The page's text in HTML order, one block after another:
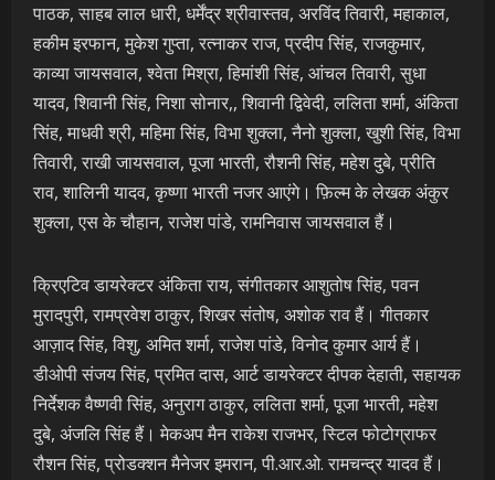
पाठक, साहब लाल धारी, धर्मेंद्र श्रीवास्तव, अरविंद तिवारी, महाकाल,
हकीम इरफान, मुकेश गुप्ता, रत्नाकर राज, प्रदीप सिंह, राजकुमार,
काव्या जायसवाल, श्वेता मिश्रा, हिमांशी सिंह, आंचल तिवारी, सुधा
यादव, शिवानी सिंह, निशा सोनार,, शिवानी द्विवेदी, ललिता शर्मा, अंकिता
सिंह, माधवी श्री, महिमा सिंह, विभा शुक्ला, नैनो शुक्ला, खुशी सिंह, विभा
तिवारी, राखी जायसवाल, पूजा भारती, रौशनी सिंह, महेश दुबे, प्रीति
राव, शालिनी यादव, कृष्णा भारती नजर आएंगे। फ़िल्म के लेखक अंकुर
शुक्ला, एस के चौहान, राजेश पांडे, रामनिवास जायसवाल हैं।
क्रिएटिव डायरेक्टर अंकिता राय, संगीतकार आशुतोष सिंह, पवन
मुरादपुरी, रामप्रवेश ठाकुर, शिखर संतोष, अशोक राव हैं। गीतकार
आज़ाद सिंह, विशु, अमित शर्मा, राजेश पांडे, विनोद कुमार आर्य हैं।
डीओपी संजय सिंह, प्रमित दास, आर्ट डायरेक्टर दीपक देहाती, सहायक
निर्देशक वैष्णवी सिंह, अनुराग ठाकुर, ललिता शर्मा, पूजा भारती, महेश
दुबे, अंजलि सिंह हैं। मेकअप मैन राकेश राजभर, स्टिल फोटोग्राफर
रौशन सिंह, प्रोडक्शन मैनेजर इमरान, पी.आर.ओ. रामचन्द्र यादव हैं।